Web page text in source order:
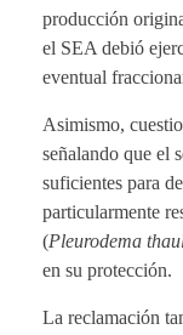
producción
el SEA debió
eventual
Asimismo,
señalando que el
suficientes para
particularmente
(Pleurodema
en su protección.
La reclamación